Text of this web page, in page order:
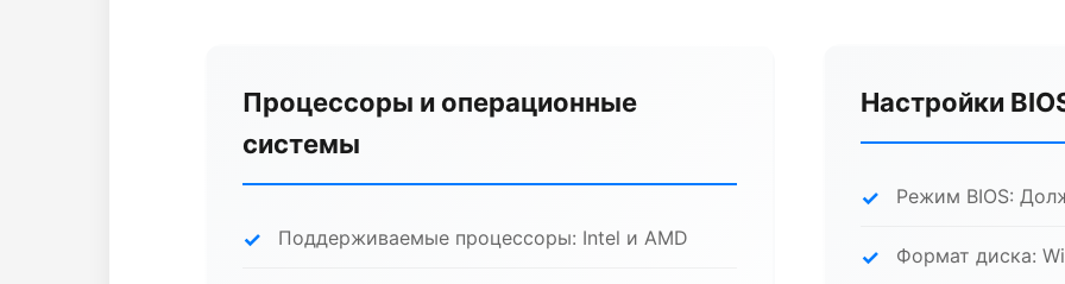
Процессоры и операционные
системы
Поддерживаемые процессоры: Intel и AMD
Настройки
Режим BIOS:
Формат диска: